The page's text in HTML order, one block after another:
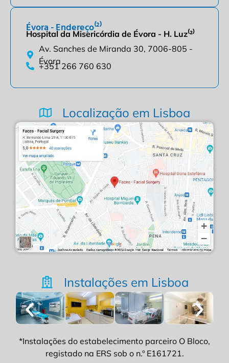
Évora - Endereço⁽²⁾
Hospital da Misericórdia de Évora - H. Luz⁽²⁾
Av. Sanches de Miranda 30, 7006-805 -
Évora
+351 266 760 630
Localização em Lisboa
Instalações em Lisboa
*Instalações do estabelecimento parceiro O Bloco,
registado na ERS sob o n.º E161721.